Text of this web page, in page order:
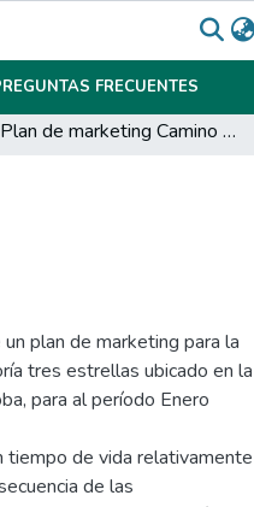
FRECUENTES
Plan de marketing Camino Real Plaza Hotel
plan de marketing para la
tres estrellas ubicado en la
para al período Enero
tiempo de vida relativamente
de las